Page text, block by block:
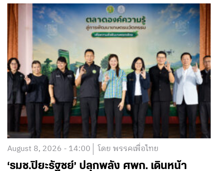
August 8, 2026 - 14:00 โดย พรรคเพื่อไทย
‘รมช.ปิยะรัฐชย์’ ปลุกพลัง ศพก. เดินหน้า